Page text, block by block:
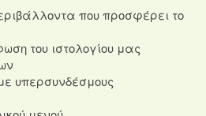
που προσφέρει το
του ιστολογίου μας
υπερσυνδέσμους